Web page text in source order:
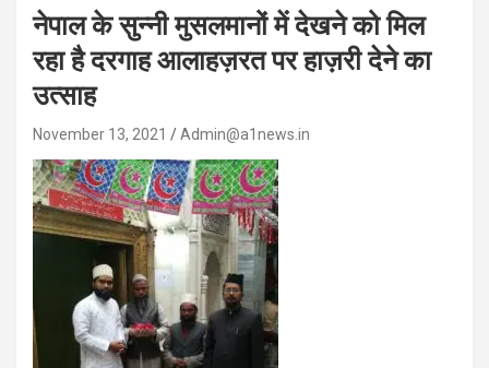
नेपाल के सुन्नी मुसलमानों में देखने को मिल
रहा है दरगाह आलाहज़रत पर हाज़री देने का
उत्साह
November 13, 2021 Admin@a1news.in